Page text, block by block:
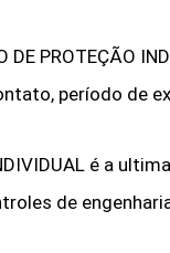
PROTEÇÃO
período de
é a
de